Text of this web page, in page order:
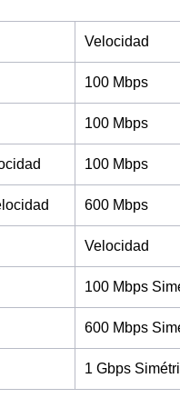
Velocidad
100 Mbps
100 Mbps
100 Mbps
600 Mbps
Velocidad
100 Mbps
600 Mbps
1 Gbps